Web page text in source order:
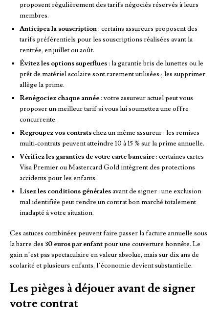
proposent régulièrement des tarifs négociés réservés à leurs
membres.
Anticipez la souscription: certains assureurs proposent des
tarifs préférentiels pour les souscriptions réalisées avant la
rentrée, en juillet ou août.
Évitez les options superflues: la garantie bris de lunettes ou le
prêt de matériel scolaire sont rarement utilisées ; les supprimer
allège la prime.
Renégociez chaque année: votre assureur actuel peut vous
proposer un meilleur tarif si vous lui soumettez une offre
concurrente.
Regroupez vos contratschez un même assureur : les remises
multi-contrats peuvent atteindre 10 à 15 % sur la prime annuelle.
Vérifiez les garanties de votre carte bancaire: certaines cartes
Visa Premier ou Mastercard Gold intègrent des protections
accidents pour les enfants.
Lisez les conditions généralesavant de signer : une exclusion
mal identifiée peut rendre un contrat bon marché totalement
inadapté à votre situation.
Ces astuces combinées peuvent faire passer la facture annuelle sous
la barre des 30 euros par enfantpour une couverture honnête. Le
gain n’est pas spectaculaire en valeur absolue, mais sur dix ans de
scolarité et plusieurs enfants, l’économie devient substantielle.
Les pièges à déjouer avant de signer
votre contrat